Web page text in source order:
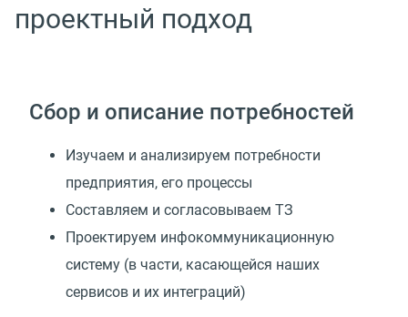
проектный подход
Сбор и описание потребностей
Изучаем и анализируем потребности
предприятия, его процессы
Составляем и согласовываем ТЗ
Проектируем инфокоммуникационную
систему (в части, касающейся наших
сервисов и их интеграций)